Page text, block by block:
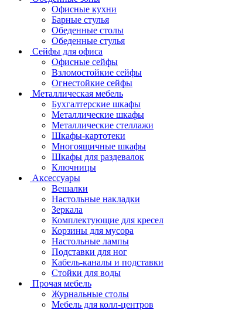
Офисные кухни
Барные стулья
Обеденные столы
Обеденные стулья
Сейфы для офиса
Офисные сейфы
Взломостойкие сейфы
Огнестойкие сейфы
Металлическая мебель
Бухгалтерские шкафы
Металлические шкафы
Металлические стеллажи
Шкафы-картотеки
Многоящичные шкафы
Шкафы для раздевалок
Ключницы
Аксессуары
Вешалки
Настольные накладки
Зеркала
Комплектующие для кресел
Корзины для мусора
Настольные лампы
Подставки для ног
Кабель-каналы и подставки
Стойки для воды
Прочая мебель
Журнальные столы
Мебель для колл-центров